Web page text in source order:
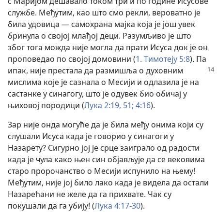
службе. Међутим, као што смо рекли, вероватно је
била удовица — самохрана мајка која је још увек
бринула о својој млађој деци. Разумљиво је што
због тога можда није могла да прати Исуса док је он
проповедао по својој домовини (1. Тимотеју 5:8). Па
ипак, није престала да размишља о духовним
мислима које је сазнала о Месији и одлазила је на
састанке у синагогу, што је одувек био обичај у
њиховој породици (Лука 2:19, 51; 4:16).
Зар није онда могуће да је била међу онима који су
слушали Исуса када је говорио у синагоги у
Назарету? Сигурно јој је срце заиграло од радости
када је чула како њен син објављује да се вековима
старо пророчанство о Месији испунило на њему!
Међутим, није јој било лако када је видела да остали
Назарећани не желе да га прихвате. Чак су
покушали да га убију! (Лука 4:17-30).